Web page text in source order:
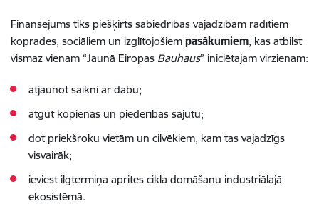
Finansējums tiks piešķirts sabiedrības vajadzībām radītiem
koprades, sociāliem un izglītojošiem pasākumiem, kas atbilst
vismaz vienam “Jaunā Eiropas Bauhaus” iniciētajam virzienam:
atjaunot saikni ar dabu;
atgūt kopienas un piederības sajūtu;
dot priekšroku vietām un cilvēkiem, kam tas vajadzīgs
visvairāk;
ieviest ilgtermiņa aprites cikla domāšanu industriālajā
ekosistēmā.